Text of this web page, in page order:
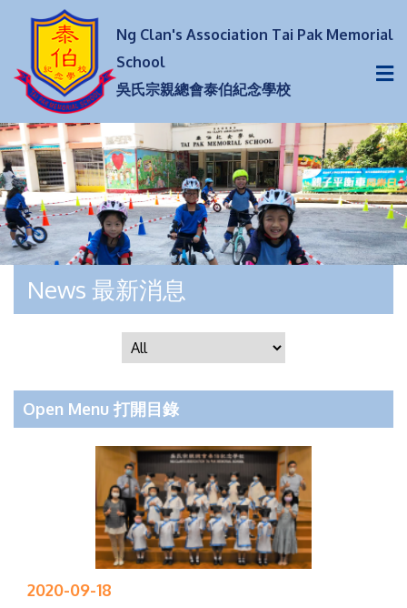
Ng Clan's Association Tai Pak Memorial
School
吳氏宗親總會泰伯紀念學校
News 最新消息
Open Menu 打開目錄
2020-09-18